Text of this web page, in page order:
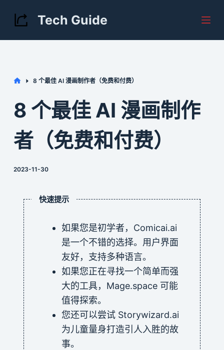
S
k
i
o
o
n
Tech Guide
Home8 个最佳 AI 漫画制作者（免费和付费）
8 个最佳 AI 漫画制作
者（免费和付费）
2023-11-30
快速提示
如果您是初学者，Comicai.ai
是一个不错的选择。用户界面
友好，支持多种语言。
如果您正在寻找一个简单而强
大的工具，Mage.space 可能
值得探索。
您还可以尝试 Storywizard.ai
为儿童量身打造引人入胜的故
事。